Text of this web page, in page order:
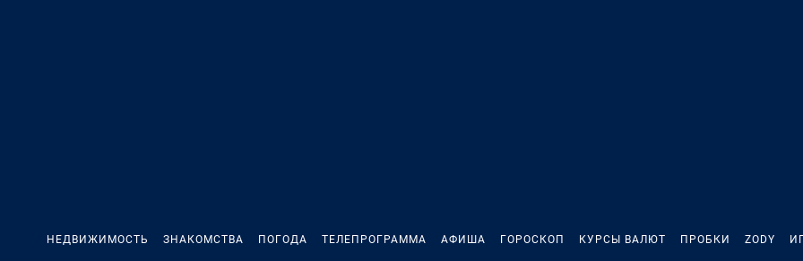
НЕДВИЖИМОСТЬ ЗНАКОМСТВА ПОГОДА ТЕЛЕПРОГРАММА АФИША ГОРОСКОП КУРСЫ ВАЛЮТ ПРОБКИ ZODY